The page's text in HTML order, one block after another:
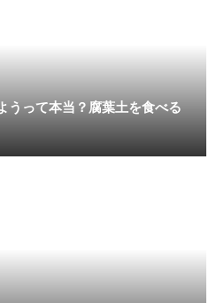
うって本当？腐葉土を食べる